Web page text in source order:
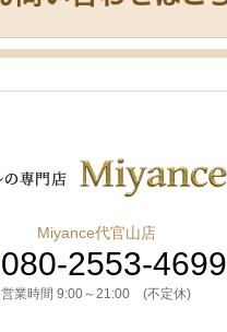
Miyance代官山店
080-2553-4699
営業時間 9:00～21:00 (不定休)